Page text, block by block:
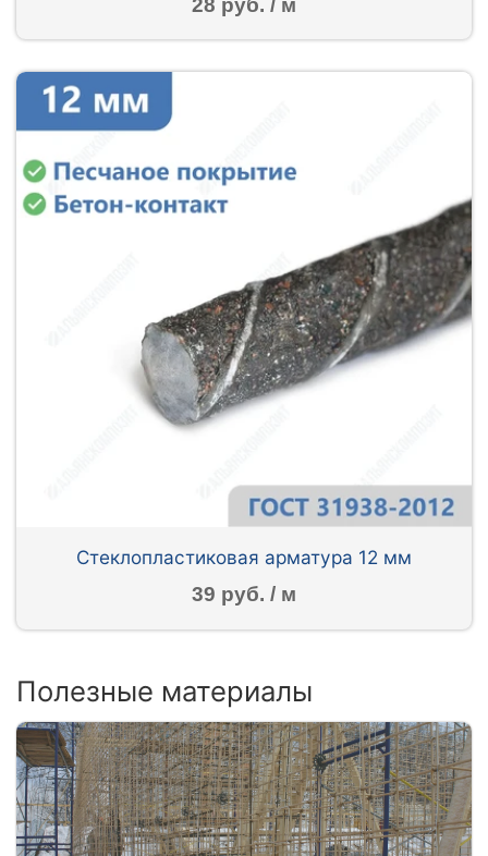
28 руб. / м
Стеклопластиковая арматура 12 мм
39 руб. / м
Полезные материалы